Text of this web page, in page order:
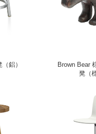
鋁）
Brown Bear
凳（